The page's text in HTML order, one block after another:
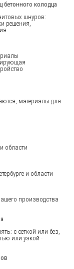
бетонного колодца
шнуров:
решения,
материалы для
области
и области
производства
с сеткой или без,
или узкой -